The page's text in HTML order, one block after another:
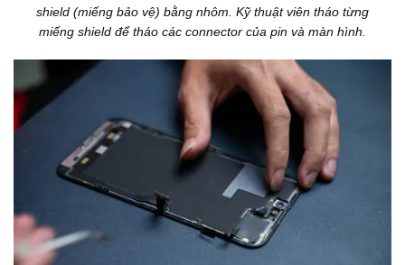
shield (miếng bảo vệ) bằng nhôm. Kỹ thuật viên tháo từng
miếng shield để tháo các connector của pin và màn hình.